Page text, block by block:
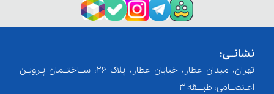
نشانــی:
تهران، میدان عطار، خیابان عطار، پلاک 26، ســاختــمان پـرویـن
اعـتصــامی، طبـــقه 3